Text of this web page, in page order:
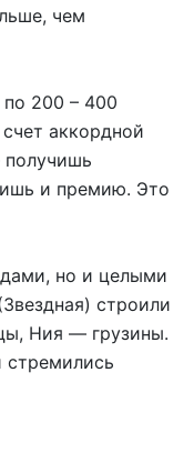
чем
200 – 400
аккордной
получишь
и премию. Это
но и целыми
строили
Ния — грузины.